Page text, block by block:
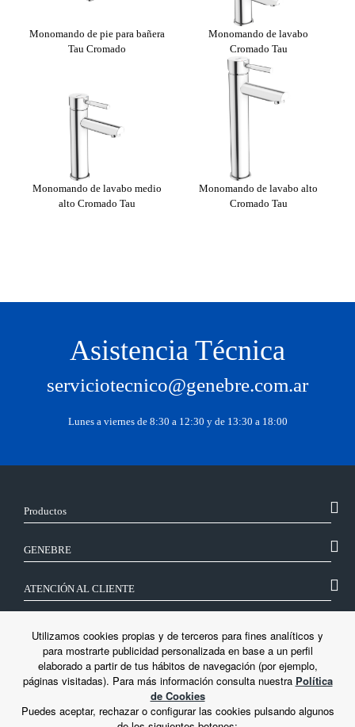
Monomando de pie para bañera
Tau Cromado
Monomando de lavabo
Cromado Tau
Monomando de lavabo medio
alto Cromado Tau
Monomando de lavabo alto
Cromado Tau
Asistencia Técnica
serviciotecnico@genebre.com.ar
Lunes a viernes de 8:30 a 12:30 y de 13:30 a 18:00
Productos
GENEBRE
ATENCIÓN AL CLIENTE
LEGAL
Utilizamos cookies propias y de terceros para fines analíticos y
para mostrarte publicidad personalizada en base a un perfil
elaborado a partir de tus hábitos de navegación (por ejemplo,
páginas visitadas). Para más información consulta nuestra Política
de Cookies
Puedes aceptar, rechazar o configurar las cookies pulsando algunos